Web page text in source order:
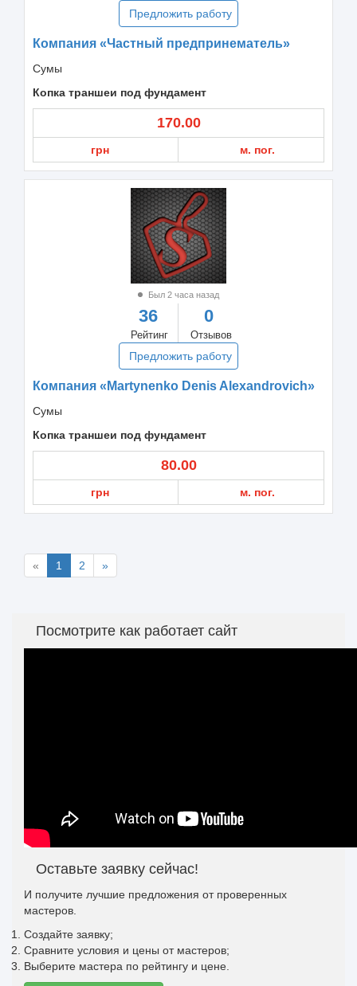
Предложить работу
Компания «Частный предпринематель»
Сумы
Копка траншеи под фундамент
170.00
грн м. пог.
Был 2 часа назад
36
Рейтинг
0
Отзывов
Предложить работу
Компания «Martynenko Denis Alexandrovich»
Сумы
Копка траншеи под фундамент
80.00
грн м. пог.
« 1 2 »
Посмотрите как работает сайт
Оставьте заявку сейчас!
И получите лучшие предложения от проверенных
мастеров.
Создайте заявку;
Сравните условия и цены от мастеров;
Выберите мастера по рейтингу и цене.